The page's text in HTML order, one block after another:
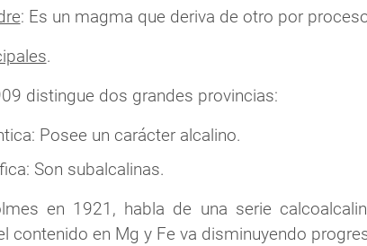
: Es un magma que deriva de otro por
.
distingue dos grandes provincias:
Posee un carácter alcalino.
Son subalcalinas.
en 1921, habla de una serie
contenido en Mg y Fe va disminuyendo